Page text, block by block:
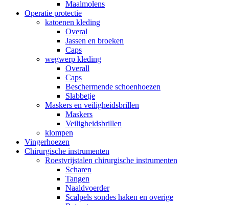
Maalmolens
Operatie protectie
katoenen kleding
Overal
Jassen en broeken
Caps
wegwerp kleding
Overall
Caps
Beschermende schoenhoezen
Slabbetje
Maskers en veiligheidsbrillen
Maskers
Veiligheidsbrillen
klompen
Vingerhoezen
Chirurgische instrumenten
Roestvrijstalen chirurgische instrumenten
Scharen
Tangen
Naaldvoerder
Scalpels sondes haken en overige